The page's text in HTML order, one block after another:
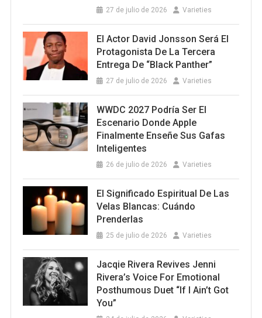
27 de julio de 2026 Varieties
El Actor David Jonsson Será El
Protagonista De La Tercera
Entrega De “Black Panther”
27 de julio de 2026 Varieties
WWDC 2027 Podría Ser El
Escenario Donde Apple
Finalmente Enseñe Sus Gafas
Inteligentes
26 de julio de 2026 Varieties
El Significado Espiritual De Las
Velas Blancas: Cuándo
Prenderlas
25 de julio de 2026 Varieties
Jacqie Rivera Revives Jenni
Rivera’s Voice For Emotional
Posthumous Duet “If I Ain’t Got
You”